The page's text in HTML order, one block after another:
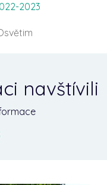
2023
navštívili